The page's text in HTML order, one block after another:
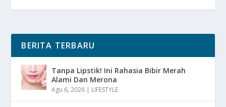
BERITA TERBARU
Tanpa Lipstik! Ini Rahasia Bibir Merah
Alami Dan Merona
Agu 6, 2026 | LIFESTYLE